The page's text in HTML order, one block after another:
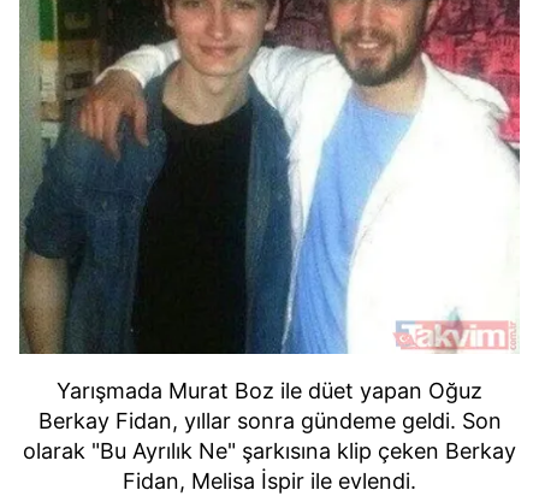
Yarışmada Murat Boz ile düet yapan Oğuz
Berkay Fidan, yıllar sonra gündeme geldi. Son
olarak "Bu Ayrılık Ne" şarkısına klip çeken Berkay
Fidan, Melisa İspir ile evlendi.